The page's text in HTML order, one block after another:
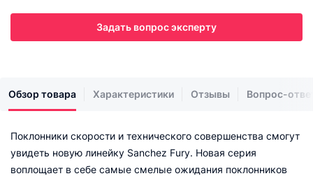
Задать вопрос эксперту
Обзор товара Характеристики Отзывы Вопрос-
Поклонники скорости и технического совершенства смогут
увидеть новую линейку Sanchez Fury. Новая серия
воплощает в себе самые смелые ожидания поклонников